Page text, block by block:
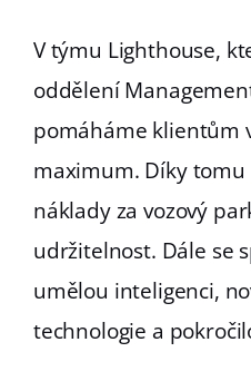
V týmu Lighthouse,
oddělení
pomáháme klientům
maximum. Díky
náklady za vozový
udržitelnost. Dále se
umělou inteligenci,
technologie a